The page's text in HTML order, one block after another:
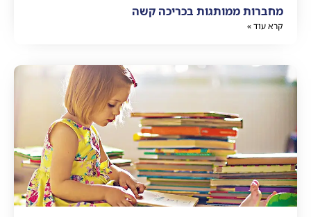
מחברות ממותגות בכריכה קשה
קרא עוד »